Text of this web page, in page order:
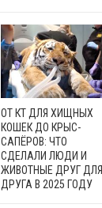
ОТ КТ ДЛЯ ХИЩНЫХ
КОШЕК ДО КРЫС-
САПЁРОВ: ЧТО
СДЕЛАЛИ ЛЮДИ И
ЖИВОТНЫЕ ДРУГ ДЛЯ
ДРУГА В 2025 ГОДУ